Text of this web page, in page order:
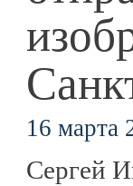
16 марта
Сергей